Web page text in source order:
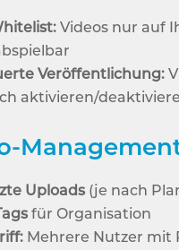
Videos nur auf
Veröffentlichung:
aktivieren/
Uploads(je nach
für Organisation
Mehrere Nutzer mit